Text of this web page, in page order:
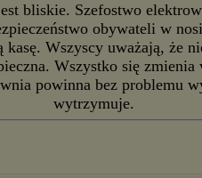
bliskie. Szefostwo
obywateli w
kasę. Wszyscy uważają, że
Wszystko się zmienia
powinna bez problemu
wytrzymuje.